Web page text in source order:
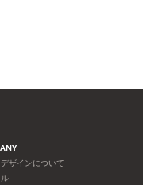
ザインについて